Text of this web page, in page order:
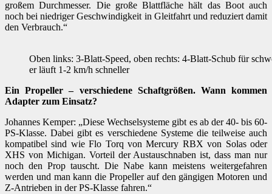
großem Durchmesser. Die große Blattfläche hält das Boot auch
noch bei niedriger Geschwindigkeit in Gleitfahrt und reduziert damit
den Verbrauch.“
Oben links: 3-Blatt-Speed, oben rechts: 4-Blatt-Schub für
er läuft 1-2 km/h schneller
Ein Propeller – verschiedene Schaftgrößen. Wann kommen
Adapter zum Einsatz?
Johannes Kemper: „Diese Wechselsysteme gibt es ab der 40- bis 60-
PS-Klasse. Dabei gibt es verschiedene Systeme die teilweise auch
kompatibel sind wie Flo Torq von Mercury RBX von Solas oder
XHS von Michigan. Vorteil der Austauschnaben ist, dass man nur
noch den Prop tauscht. Die Nabe kann meistens weitergefahren
werden und man kann die Propeller auf den gängigen Motoren und
Z-Antrieben in der PS-Klasse fahren.“